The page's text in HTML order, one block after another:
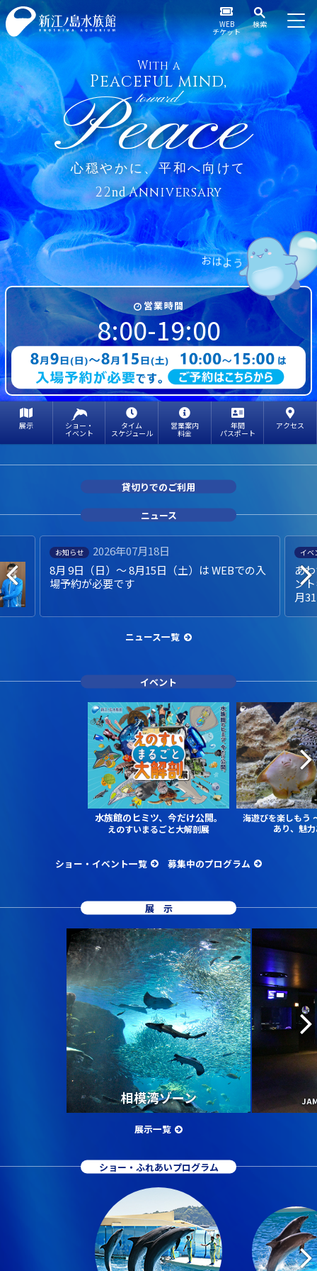
WEB
チケット
検索
With a
Peaceful mind,
toward
Peace
心穏やかに、平和へ向けて
22ndAnniversary
営業時間
8:00-19:00
おはよう
展示 ショー・
イベント
タイム
スケジュール
営業案内
料金
年間
パスポート
アクセス
貸切りでのご利用
ニュース
お知らせ
2026年07月18日
8月 9日（日）～ 8月15日（土）は WEBでの入
場予約が必要です
イベ
あ
ン
月
ニュース一覧
イベント
水族館のヒミツ、今だけ公開。
えのすいまるごと大解剖展
海遊びを楽しもう
あり、魅
ショー・イベント一覧 募集中のプログラム
展示
相模湾ゾーン
展示一覧
ショー・ふれあいプログラム